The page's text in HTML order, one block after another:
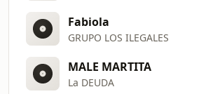
Fabiola
GRUPO LOS ILEGALES
MALE MARTITA
La DEUDA